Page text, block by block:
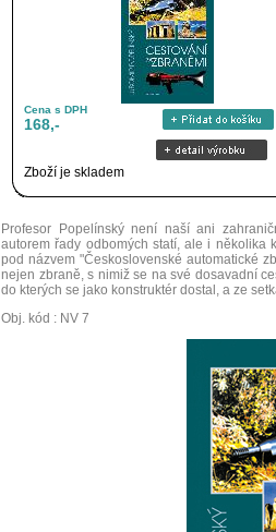
Cena s DPH
168,-
Zboží je skladem
Profesor Popelínský není naší ani
autorem řady odbomých statí, ale i několika
pod názvem "Československé automatické
nejen zbraně, s nimiž se na své dosavadní
do kterých se jako konstruktér dostal, a ze
Obj. kód : NV 7